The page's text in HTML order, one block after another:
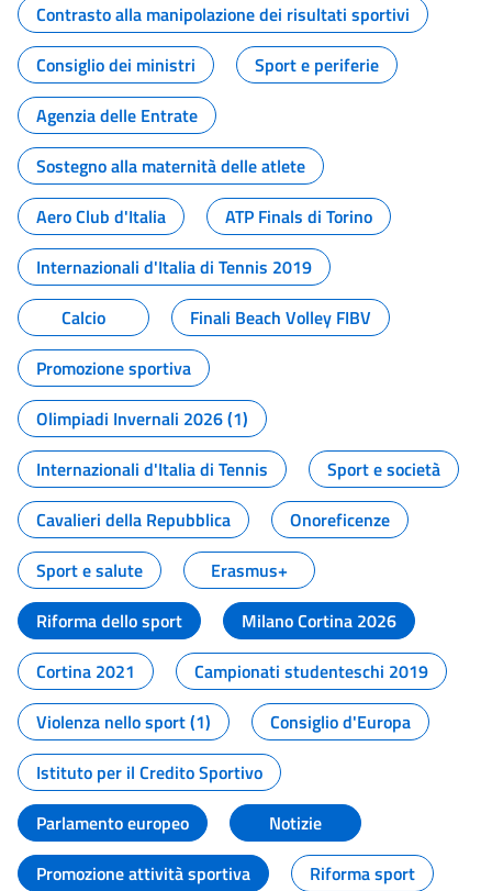
Contrasto alla manipolazione dei risultati sportivi
Consiglio dei ministri
Sport e periferie
Agenzia delle Entrate
Sostegno alla maternità delle atlete
Aero Club d'Italia
ATP Finals di Torino
Internazionali d'Italia di Tennis 2019
Calcio
Finali Beach Volley FIBV
Promozione sportiva
Olimpiadi Invernali 2026 (1)
Internazionali d'Italia di Tennis
Sport e società
Cavalieri della Repubblica
Onoreficenze
Sport e salute
Erasmus+
Riforma dello sport
Milano Cortina 2026
Cortina 2021
Campionati studenteschi 2019
Violenza nello sport (1)
Consiglio d'Europa
Istituto per il Credito Sportivo
Parlamento europeo
Notizie
Promozione attività sportiva
Riforma sport